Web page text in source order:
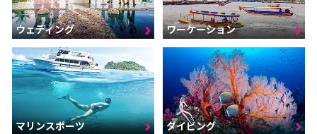
ウェディング ワーケーション
マリンスポーツ ダイビング